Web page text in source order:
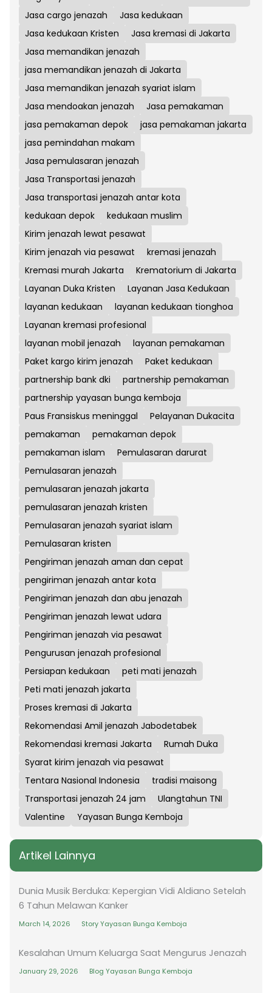
Jasa cargo jenazah
Jasa kedukaan
Jasa kedukaan Kristen
Jasa kremasi di Jakarta
Jasa memandikan jenazah
jasa memandikan jenazah di Jakarta
Jasa memandikan jenazah syariat islam
Jasa mendoakan jenazah
Jasa pemakaman
jasa pemakaman depok
jasa pemakaman jakarta
jasa pemindahan makam
Jasa pemulasaran jenazah
Jasa Transportasi jenazah
Jasa transportasi jenazah antar kota
kedukaan depok
kedukaan muslim
Kirim jenazah lewat pesawat
Kirim jenazah via pesawat
kremasi jenazah
Kremasi murah Jakarta
Krematorium di Jakarta
Layanan Duka Kristen
Layanan Jasa Kedukaan
layanan kedukaan
layanan kedukaan tionghoa
Layanan kremasi profesional
layanan mobil jenazah
layanan pemakaman
Paket kargo kirim jenazah
Paket kedukaan
partnership bank dki
partnership pemakaman
partnership yayasan bunga kemboja
Paus Fransiskus meninggal
Pelayanan Dukacita
pemakaman
pemakaman depok
pemakaman islam
Pemulasaran darurat
Pemulasaran jenazah
pemulasaran jenazah jakarta
pemulasaran jenazah kristen
Pemulasaran jenazah syariat islam
Pemulasaran kristen
Pengiriman jenazah aman dan cepat
pengiriman jenazah antar kota
Pengiriman jenazah dan abu jenazah
Pengiriman jenazah lewat udara
Pengiriman jenazah via pesawat
Pengurusan jenazah profesional
Persiapan kedukaan
peti mati jenazah
Peti mati jenazah jakarta
Proses kremasi di Jakarta
Rekomendasi Amil jenazah Jabodetabek
Rekomendasi kremasi Jakarta
Rumah Duka
Syarat kirim jenazah via pesawat
Tentara Nasional Indonesia
tradisi maisong
Transportasi jenazah 24 jam
Ulangtahun TNI
Valentine
Yayasan Bunga Kemboja
Artikel Lainnya
Dunia Musik Berduka: Kepergian Vidi Aldiano Setelah
6 Tahun Melawan Kanker
March 14, 2026 Story Yayasan Bunga Kemboja
Kesalahan Umum Keluarga Saat Mengurus Jenazah
January 29, 2026 Blog Yayasan Bunga Kemboja